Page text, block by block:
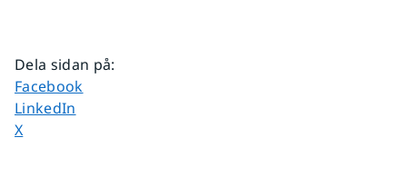
Dela sidan på:
Dela sidan på
Facebook
Dela sidan på
LinkedIn
Dela sidan på
X